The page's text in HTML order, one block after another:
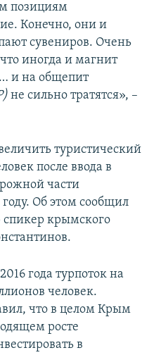
позициям
Конечно, они и
сувениров. Очень
иногда и магнит
и на общепит
не сильно тратятся», –
туристический
после ввода в
части
Об этом сообщил
крымского
года турпоток на
человек.
что в целом Крым
росте
в